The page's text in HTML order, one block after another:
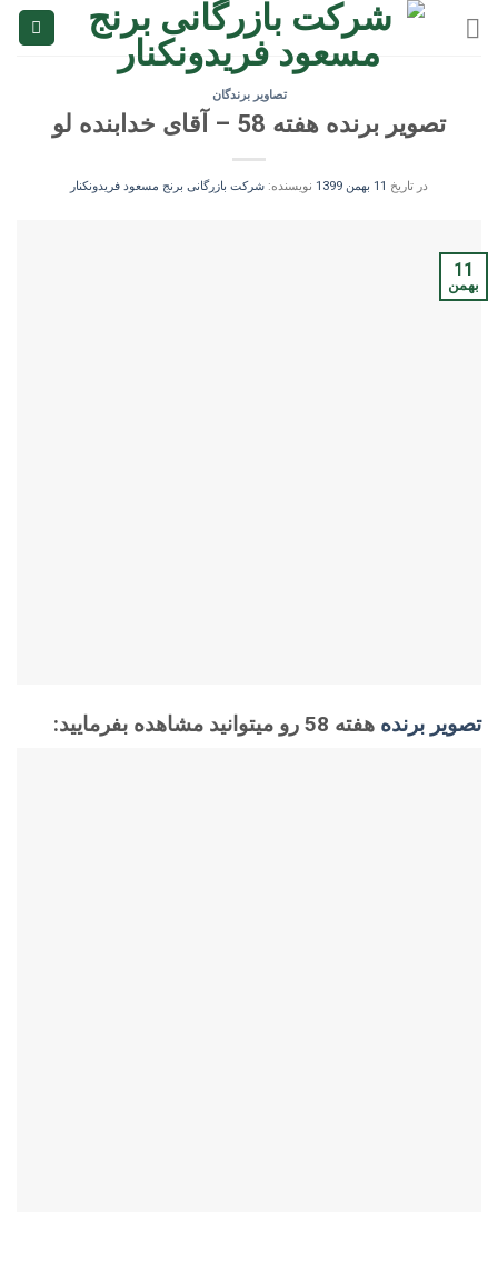
تصاویر برندگان
تصویر برنده هفته 58 – آقای خدابنده لو
در تاریخ 11 بهمن 1399 نویسنده: شرکت بازرگانی برنج مسعود فریدونکنار
11
بهمن
تصویر برنده هفته 58 رو میتوانید مشاهده بفرمایید: